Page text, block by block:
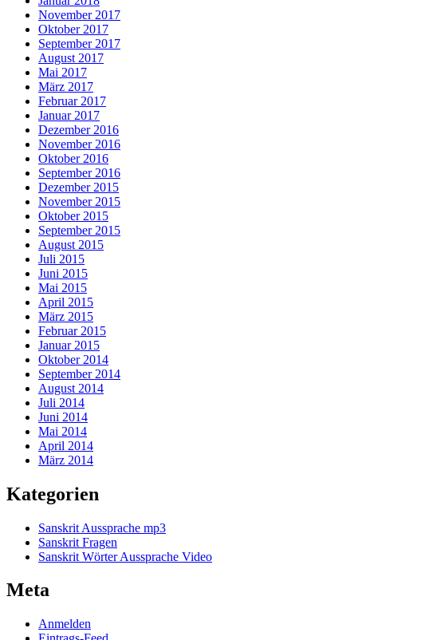
November 2017
Oktober 2017
September 2017
August 2017
Mai 2017
März 2017
Februar 2017
Januar 2017
Dezember 2016
November 2016
Oktober 2016
September 2016
Dezember 2015
November 2015
Oktober 2015
September 2015
August 2015
Juli 2015
Juni 2015
Mai 2015
April 2015
März 2015
Februar 2015
Januar 2015
Oktober 2014
September 2014
August 2014
Juli 2014
Juni 2014
Mai 2014
April 2014
März 2014
Kategorien
Sanskrit Aussprache mp3
Sanskrit Fragen
Sanskrit Wörter Aussprache Video
Meta
Anmelden